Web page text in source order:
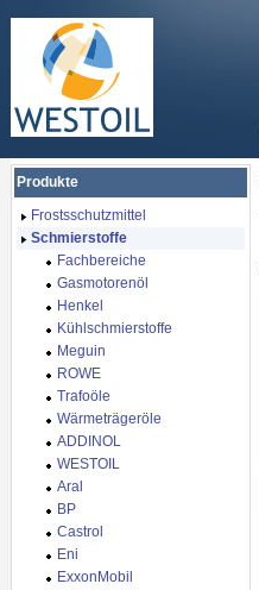
Produkte
Frostsschutzmittel
Schmierstoffe
Fachbereiche
Gasmotorenöl
Henkel
Kühlschmierstoffe
Meguin
ROWE
Trafoöle
Wärmeträgeröle
ADDINOL
WESTOIL
Aral
BP
Castrol
Eni
ExxonMobil